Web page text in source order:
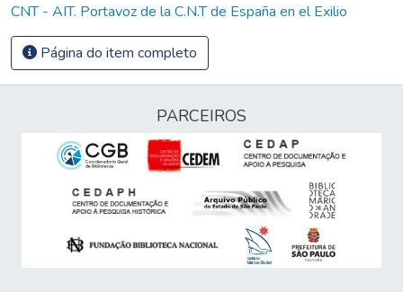
CNT - AIT. Portavoz de la C.N.T de España en el Exilio
Página do item completo
PARCEIROS